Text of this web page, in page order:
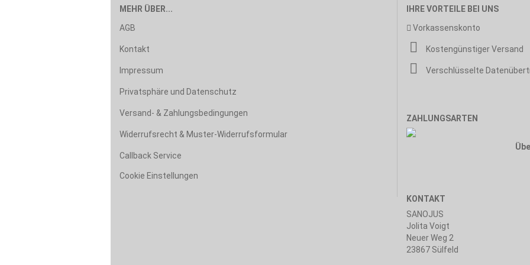
MEHR ÜBER...
AGB
Kontakt
Impressum
Privatsphäre und Datenschutz
Versand- & Zahlungsbedingungen
Widerrufsrecht & Muster-Widerrufsformular
Callback Service
Cookie Einstellungen
IHRE VORTEILE BEI UNS
Vorkassenskonto
Kostengünstiger Versand
Verschlüsselte
ZAHLUNGSARTEN
KONTAKT
SANOJUS
Jolita Voigt
Neuer Weg 2
23867 Sülfeld